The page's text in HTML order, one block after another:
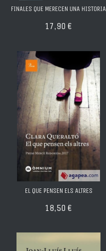
FINALES QUE MERECEN UNA HISTORIA
17,90 €
EL QUE PENSEN ELS ALTRES
18,50 €